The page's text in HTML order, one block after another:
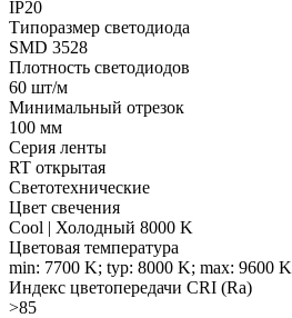
IP20
Типоразмер светодиода
SMD 3528
Плотность светодиодов
60 шт/м
Минимальный отрезок
100 мм
Серия ленты
RT открытая
Светотехнические
Цвет свечения
Cool | Холодный 8000 K
Цветовая температура
min: 7700 K; typ: 8000 K; max: 9600 K
Индекс цветопередачи CRI (Ra)
>85